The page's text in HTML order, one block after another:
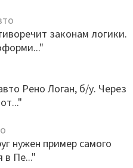
законам логики.
Рено Логан, б/у. Через
нужен пример самого
в Пе..."